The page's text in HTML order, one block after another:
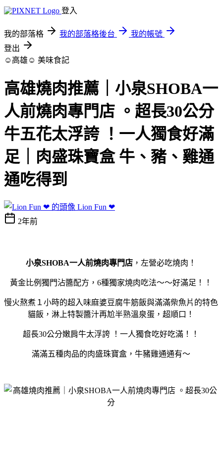
登入
我的部落格 我的部落格後台
我的帳號
登出
☺高雄☺ 美味食記
高雄燒肉推薦｜小泉SHOBA一
人前燒肉專門店 。超長30公分
牛五花太浮誇 ！一人獨食好滿
足｜肉盛珠寶盒 牛、豬、雞通
通吃得到
Lion Fun ❤
2年前
小泉SHOBA一人前燒肉專門店 ，左營必吃燒肉！
黃金比例獨門沾醬配方，6種獨家燒肉吃法～～好滿足！！
慢火熬煮１小時的超入味麻婆豆腐牛筋飯與滿滿柴魚片的特色
貓飯，淋上特製醬汁再尬半熟溫泉蛋，超順口！
超長30公分嫩肩牛太浮誇 ！一人獨食吃好吃滿！！
滿滿五種肉品的肉盛珠寶盒，牛豬雞通通有～